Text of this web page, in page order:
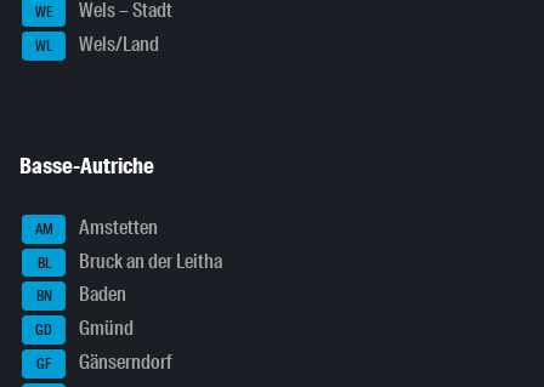
WE Wels – Stadt
WL Wels/Land
Basse-Autriche
AM Amstetten
BL Bruck an der Leitha
BN Baden
GD Gmünd
GF Gänserndorf